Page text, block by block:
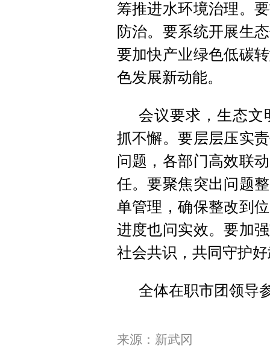
筹推进水环境治理。
防治。要系统开展生
要加快产业绿色低碳
色发展新动能。
会议要求，生态文
抓不懈。要层层压实
问题，各部门高效联
任。要聚焦突出问题
单管理，确保整改到
进度也问实效。要加
社会共识，共同守护
全体在职市团领导
来源：新武冈